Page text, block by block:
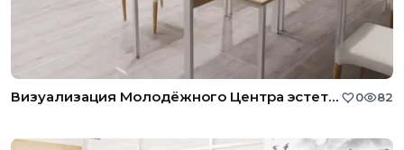
Визуализация Молодёжного Центра эстетического воспитания 0 82